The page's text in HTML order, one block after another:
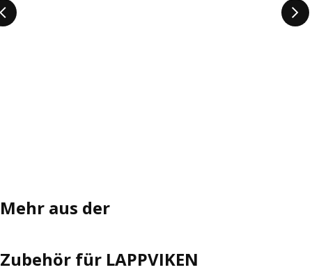
Mehr aus der
Zubehör für LAPPVIKEN